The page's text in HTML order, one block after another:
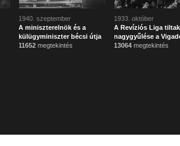
1940. szeptember
A miniszterelnök és a
külügyminiszter bécsi útja
11652 megtekintés
1933. október
A Revíziós Liga
nagygyűlése a
13064 megtekintés